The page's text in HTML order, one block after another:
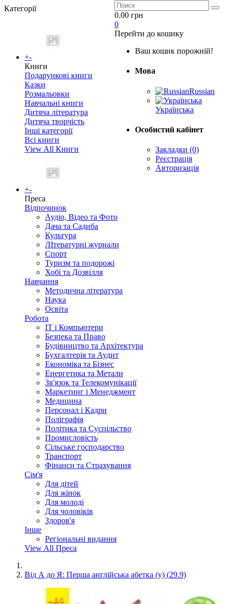
Категорії
+-
Книги
Подарункові книги
Казки
Розмальовки
Навчальні книги
Дитяча література
Дитяча творчість
Інші категорії
Всі книги
View All Книги
+-
Преса
Відпочинок
Аудіо, Відео та Фото
Дача та Садиба
Культура
ЛІтературні журнали
Спорт
Туризм та подорожі
Хобі та Дозвілля
Навчання
Методична література
Наука
Освіта
Робота
IT і Компьютери
Безпека та Право
Будівництво та Архітектура
Бухгалтерія та Аудит
Економіка та Бізнес
Енергетика та Метали
Зв'язок та Телекомунікації
Маркетинг і Менеджмент
Медицина
Персонал і Кадри
Поліграфія
Політика та Суспільство
Промисловість
Сільське господарство
Транспорт
Фінанси та Страхування
Сім'я
Для дітей
Для жінок
Для молоді
Для чоловіків
Здоров'я
Інше
Регіональні видання
View All Преса
0.00 грн
0
Перейти до кошику
Ваш кошик порожній!
Мова
Russian
Українська
Особистий кабінет
Закладки (0)
Реєстрація
Авторизація
Від А до Я: Перша англійська абетка (у) (29.9)